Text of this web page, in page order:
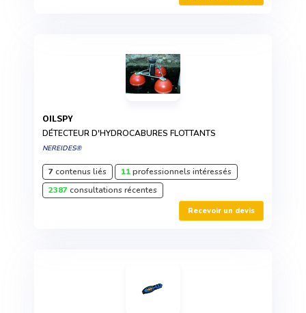
OILSPY
DÉTECTEUR D'HYDROCABURES FLOTTANTS
NEREIDES®
7contenus liés 11professionnels intéressés
2387consultations récentes
Recevoir un devis